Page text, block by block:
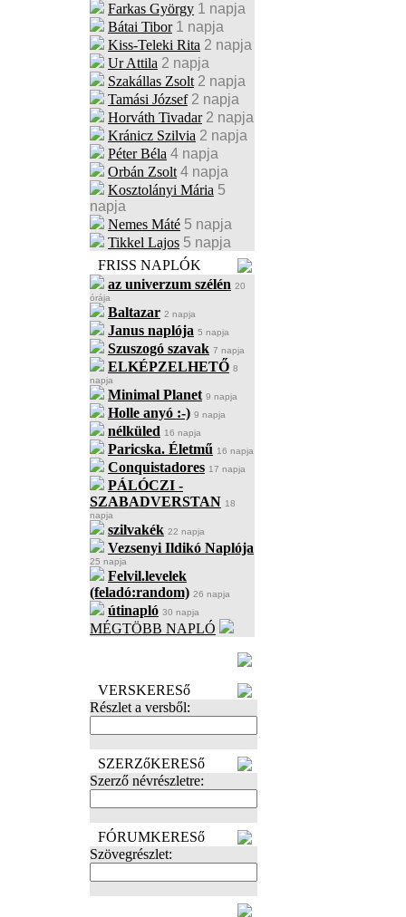
Farkas György 1 napja
Bátai Tibor 1 napja
Kiss-Teleki Rita 2 napja
Ur Attila 2 napja
Szakállas Zsolt 2 napja
Tamási József 2 napja
Horváth Tivadar 2 napja
Kránicz Szilvia 2 napja
Péter Béla 4 napja
Orbán Zsolt 4 napja
Kosztolányi Mária 5
napja
Nemes Máté 5 napja
Tikkel Lajos 5 napja
FRISS NAPLÓK
az univerzum szélén 20
órája
Baltazar 2 napja
Janus naplója 5 napja
Szuszogó szavak 7 napja
ELKÉPZELHETŐ 8
napja
Minimal Planet 9 napja
Holle anyó :-) 9 napja
nélküled 16 napja
Paricska. Életmű 16 napja
Conquistadores 17 napja
PÁLÓCZI -
SZABADVERSTAN 18
napja
szilvakék 22 napja
Vezsenyi Ildikó Naplója
25 napja
Felvil.levelek
(feladó:random) 26 napja
útinapló 30 napja
MÉGTÖBB NAPLÓ
VERSKERESő
Részlet a versből:
SZERZőKERESő
Szerző névrészletre:
FÓRUMKERESő
Szövegrészlet: